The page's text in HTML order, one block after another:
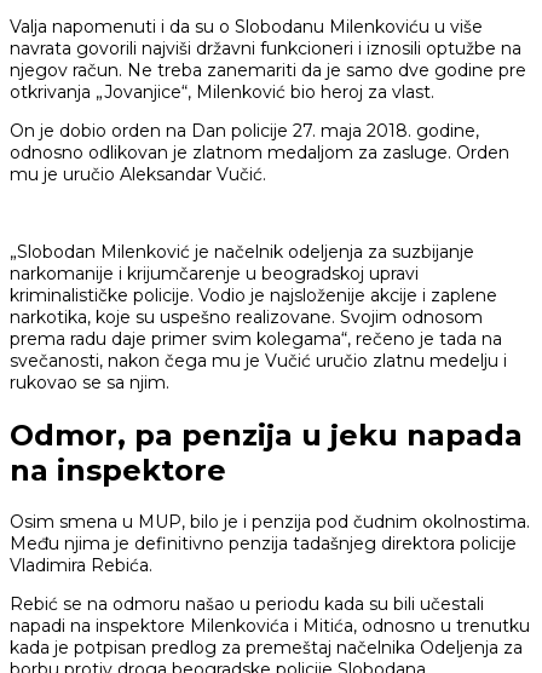
Valja napomenuti i da su o Slobodanu Milenkoviću u više
navrata govorili najviši državni funkcioneri i iznosili optužbe na
njegov račun. Ne treba zanemariti da je samo dve godine pre
otkrivanja „Jovanjice“, Milenković bio heroj za vlast.
On je dobio orden na Dan policije 27. maja 2018. godine,
odnosno odlikovan je zlatnom medaljom za zasluge. Orden
mu je uručio Aleksandar Vučić.
„Slobodan Milenković je načelnik odeljenja za suzbijanje
narkomanije i krijumčarenje u beogradskoj upravi
kriminalističke policije. Vodio je najsloženije akcije i zaplene
narkotika, koje su uspešno realizovane. Svojim odnosom
prema radu daje primer svim kolegama“, rečeno je tada na
svečanosti, nakon čega mu je Vučić uručio zlatnu medelju i
rukovao se sa njim.
Odmor, pa penzija u jeku napada
na inspektore
Osim smena u MUP, bilo je i penzija pod čudnim okolnostima.
Među njima je definitivno penzija tadašnjeg direktora policije
Vladimira Rebića.
Rebić se na odmoru našao u periodu kada su bili učestali
napadi na inspektore Milenkovića i Mitića, odnosno u trenutku
kada je potpisan predlog za premeštaj načelnika Odeljenja za